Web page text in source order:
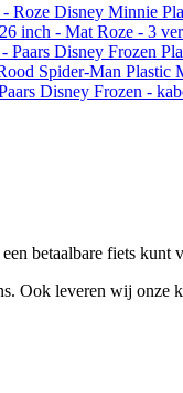
Disney Minnie
Disney Frozen
Spider-Man Plastic
Disney Frozen -
betaalbare fiets kunt
Ook leveren wij onze